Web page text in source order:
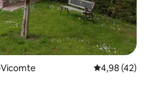
Évaluation
4,98 (42)